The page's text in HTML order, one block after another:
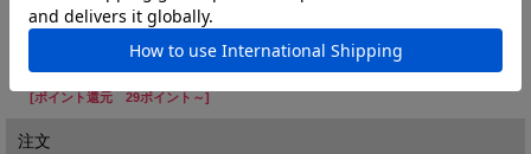
X706
価格:1,485円
[ポイント還元 29ポイント～]
注文